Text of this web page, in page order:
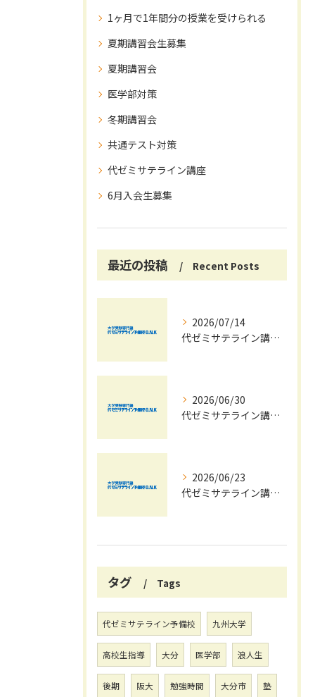
1ヶ月で1年間分の授業を受けられる
夏期講習会生募集
夏期講習会
医学部対策
冬期講習会
共通テスト対策
代ゼミサテライン講座
6月入会生募集
最近の投稿 Recent Posts
2026/07/14
代ゼミサテライン講座で夏期講習会を自宅受講し大学受験対策を効率化する方法
2026/06/30
代ゼミサテライン講座夏期講習会で苦手科目を短期間に得意科目へ導く学習戦略
2026/06/23
代ゼミサテライン講座を活用した夏期講習会で共通テストの最新傾向と対策を徹底攻略する方法
タグ Tags
代ゼミサテライン予備校 九州大学
高校生指導 大分 医学部 浪人生
後期 阪大 勉強時間 大分市 塾